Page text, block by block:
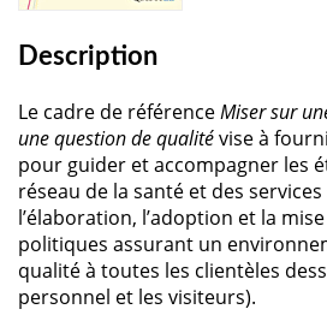
Description
Le cadre de référenceMiser sur
une question de qualitévise à
pour guider et accompagner les
réseau de la santé et des
l’élaboration, l’adoption et la
politiques assurant un
qualité à toutes les clientèles
personnel et les visiteurs).